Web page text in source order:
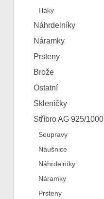
Háky
Náhrdelníky
Náramky
Prsteny
Brože
Ostatní
Skleničky
Stříbro AG 925/1000
Soupravy
Náušnice
Náhrdelníky
Náramky
Prsteny